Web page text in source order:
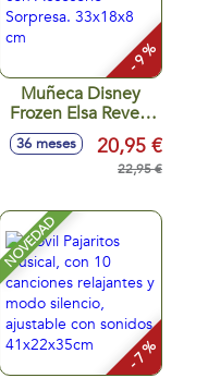
- 9 %
Muñeca Disney
Frozen Elsa Reveal
con Accesorio
Sorpresa. 33x18x8
36 meses 20,95 €
22,95 €
NOVEDAD
- 7 %